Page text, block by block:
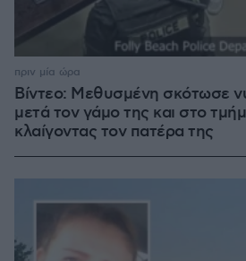
Βίντεο: Μεθυσμένη σκότωσε
μετά τον γάμο της και στο
κλαίγοντας τον πατέρα της
πριν μία ώρα